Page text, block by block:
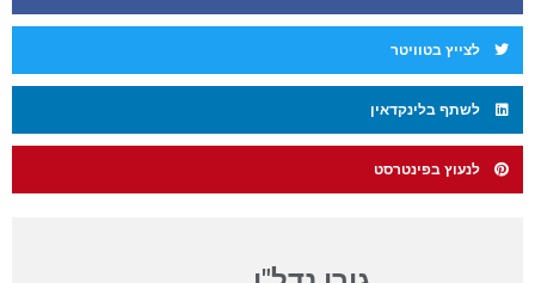
לצייץ בטוויטר
לשתף בלינקדאין
לנעוץ בפינטרסט